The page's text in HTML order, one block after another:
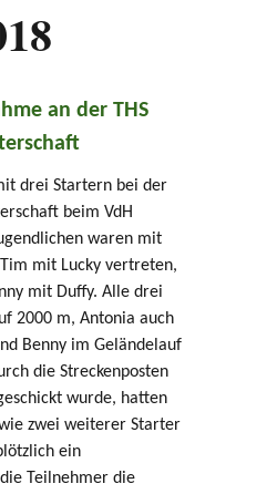
an der THS
drei Startern bei der
beim VdH
waren mit
mit Lucky vertreten,
mit Duffy. Alle drei
2000 m, Antonia auch
Benny im Geländelauf
die Streckenposten
wurde, hatten
zwei weiterer Starter
ein
Teilnehmer die